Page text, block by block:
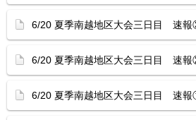
6/20 夏季南越地区大会三日目 速
6/20 夏季南越地区大会三日目 速
6/20 夏季南越地区大会三日目 速